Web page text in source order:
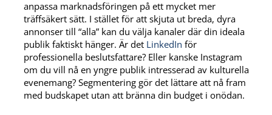
anpassa marknadsföringen på ett mycket mer
träffsäkert sätt. I stället för att skjuta ut breda, dyra
annonser till “alla” kan du välja kanaler där din ideala
publik faktiskt hänger. Är det LinkedIn för
professionella beslutsfattare? Eller kanske Instagram
om du vill nå en yngre publik intresserad av kulturella
evenemang? Segmentering gör det lättare att nå fram
med budskapet utan att bränna din budget i onödan.